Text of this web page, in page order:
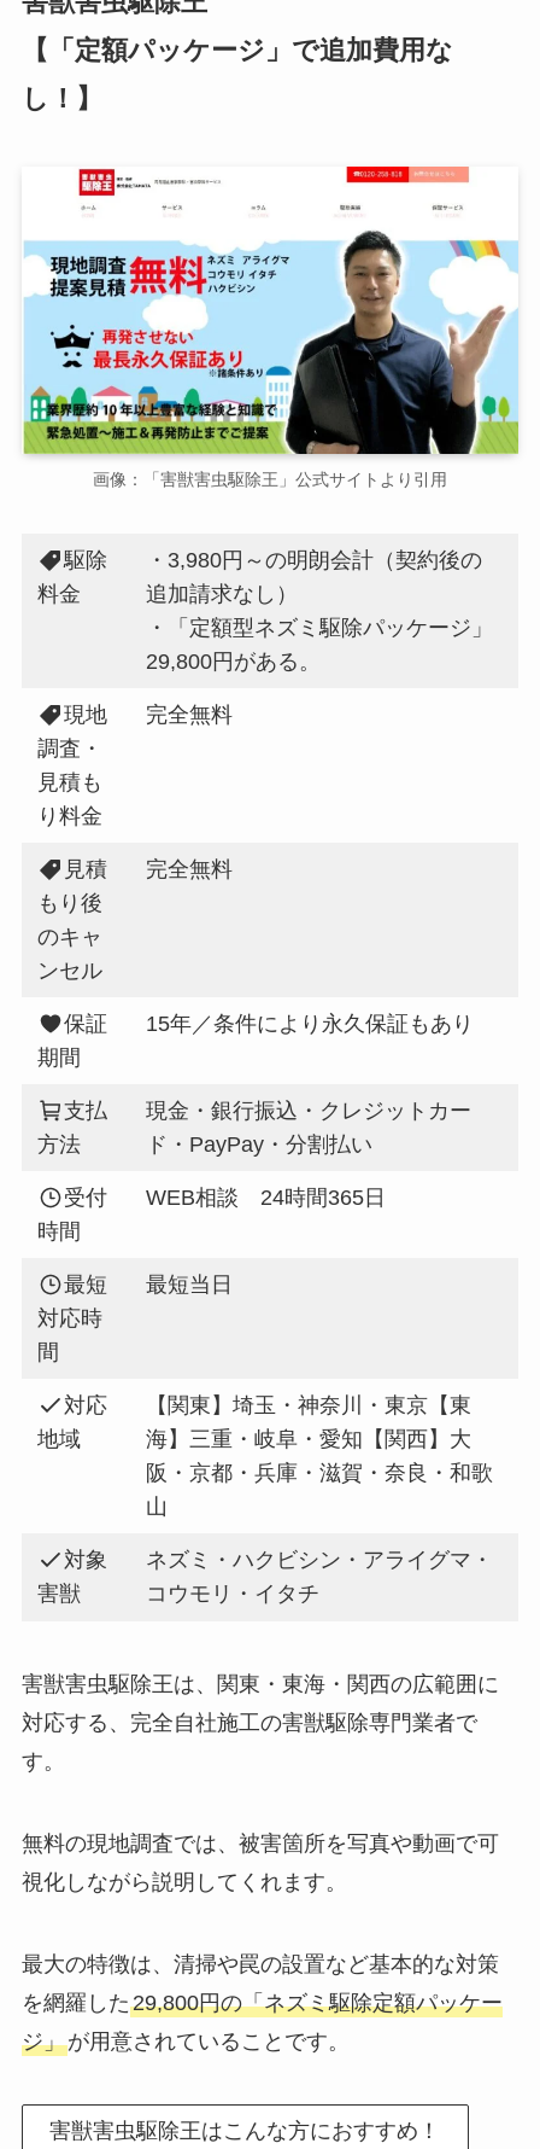
【「定額パッケージ」で追加費用な
し！】
画像：「害獣害虫駆除王」公式サイトより引用
駆除
料金
・3,980円～の明朗会計（契約後の
追加請求なし）
・「定額型ネズミ駆除パッケージ」
29,800円がある。
現地
調査・
見積も
り料金
完全無料
見積
もり後
のキャ
ンセル
完全無料
保証
期間
15年／条件により永久保証もあり
支払
方法
現金・銀行振込・クレジットカー
ド・PayPay・分割払い
受付
時間
WEB相談 24時間365日
最短
対応時
間
最短当日
対応
地域
【関東】埼玉・神奈川・東京【東
海】三重・岐阜・愛知【関西】大
阪・京都・兵庫・滋賀・奈良・和歌
山
対象
害獣
ネズミ・ハクビシン・アライグマ・
コウモリ・イタチ
害獣害虫駆除王は、関東・東海・関西の広範囲に
対応する、完全自社施工の害獣駆除専門業者で
す。
無料の現地調査では、被害箇所を写真や動画で可
視化しながら説明してくれます。
最大の特徴は、清掃や罠の設置など基本的な対策
を網羅した29,800円の「ネズミ駆除定額パッケー
ジ」が用意されていることです。
害獣害虫駆除王はこんな方におすすめ！